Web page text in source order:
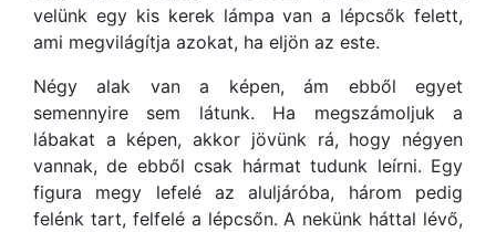
velünk egy kis kerek lámpa van a lépcsők felett,
ami megvilágítja azokat, ha eljön az este.
Négy alak van a képen, ám ebből egyet
semennyire sem látunk. Ha megszámoljuk a
lábakat a képen, akkor jövünk rá, hogy négyen
vannak, de ebből csak hármat tudunk leírni. Egy
figura megy lefelé az aluljáróba, három pedig
felénk tart, felfelé a lépcsőn. A nekünk háttal lévő,